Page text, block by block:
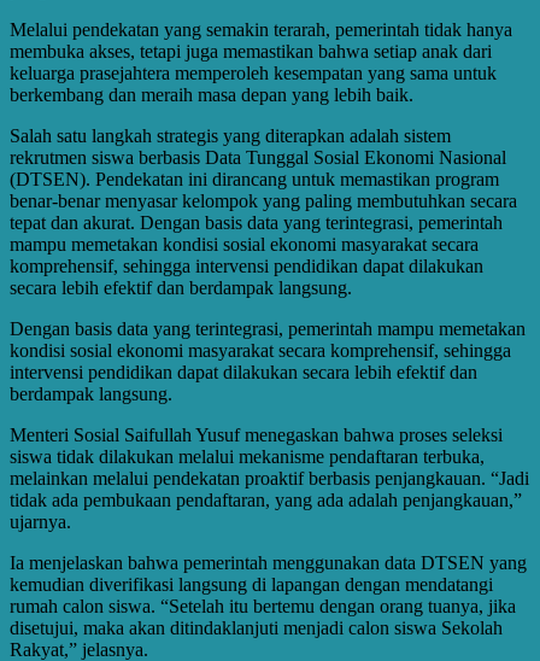
Melalui pendekatan yang semakin terarah, pemerintah tidak hanya
membuka akses, tetapi juga memastikan bahwa setiap anak dari
keluarga prasejahtera memperoleh kesempatan yang sama untuk
berkembang dan meraih masa depan yang lebih baik.
Salah satu langkah strategis yang diterapkan adalah sistem
rekrutmen siswa berbasis Data Tunggal Sosial Ekonomi Nasional
(DTSEN). Pendekatan ini dirancang untuk memastikan program
benar-benar menyasar kelompok yang paling membutuhkan secara
tepat dan akurat. Dengan basis data yang terintegrasi, pemerintah
mampu memetakan kondisi sosial ekonomi masyarakat secara
komprehensif, sehingga intervensi pendidikan dapat dilakukan
secara lebih efektif dan berdampak langsung.
Dengan basis data yang terintegrasi, pemerintah mampu memetakan
kondisi sosial ekonomi masyarakat secara komprehensif, sehingga
intervensi pendidikan dapat dilakukan secara lebih efektif dan
berdampak langsung.
Menteri Sosial Saifullah Yusuf menegaskan bahwa proses seleksi
siswa tidak dilakukan melalui mekanisme pendaftaran terbuka,
melainkan melalui pendekatan proaktif berbasis penjangkauan. “Jadi
tidak ada pembukaan pendaftaran, yang ada adalah penjangkauan,”
ujarnya.
Ia menjelaskan bahwa pemerintah menggunakan data DTSEN yang
kemudian diverifikasi langsung di lapangan dengan mendatangi
rumah calon siswa. “Setelah itu bertemu dengan orang tuanya, jika
disetujui, maka akan ditindaklanjuti menjadi calon siswa Sekolah
Rakyat,” jelasnya.